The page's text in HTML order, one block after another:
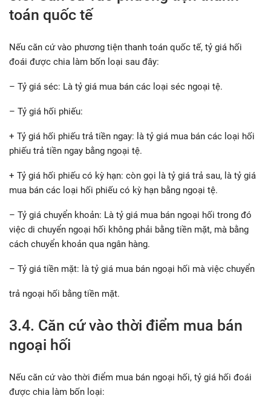
toán quốc tế
Nếu căn cứ vào phương tiện thanh toán quốc tế, tỷ giá hối
đoái được chia làm bốn loại sau đây:
– Tỷ giá séc: Là tỷ giá mua bán các loại séc ngoại tệ.
– Tỷ giá hối phiếu:
+ Tỷ giá hối phiếu trả tiền ngay: là tỷ giá mua bán các loại hối
phiếu trả tiền ngay bằng ngoại tệ.
+ Tỷ giá hối phiếu có kỳ hạn: còn gọi là tỷ giá trả sau, là tỷ giá
mua bán các loại hối phiếu có kỳ hạn bằng ngoại tệ.
– Tỷ giá chuyển khoản: Là tỷ giá mua bán ngoại hối trong đó
việc di chuyển ngoại hối không phải bằng tiền mặt, mà bằng
cách chuyển khoản qua ngân hàng.
– Tỷ giá tiền mặt: là tỷ giá mua bán ngoại hối mà việc chuyển
trả ngoại hối bằng tiền mặt.
3.4. Căn cứ vào thời điểm mua bán
ngoại hối
Nếu căn cứ vào thời điểm mua bán ngoại hối, tỷ giá hối đoái
được chia làm bốn loại: